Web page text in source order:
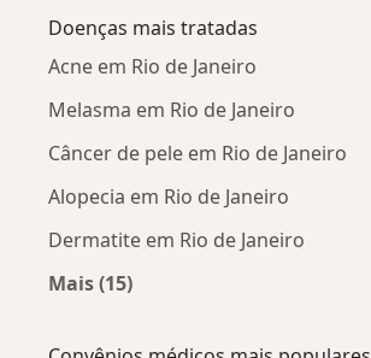
Doenças mais tratadas
Acne em Rio de Janeiro
Melasma em Rio de Janeiro
Câncer de pele em Rio de Janeiro
Alopecia em Rio de Janeiro
Dermatite em Rio de Janeiro
Mais (15)